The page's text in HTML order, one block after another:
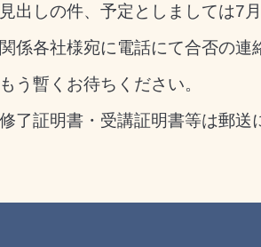
見出しの件、予定としましては7
関係各社様宛に電話にて合否の連
もう暫くお待ちください。
修了証明書・受講証明書等は郵送